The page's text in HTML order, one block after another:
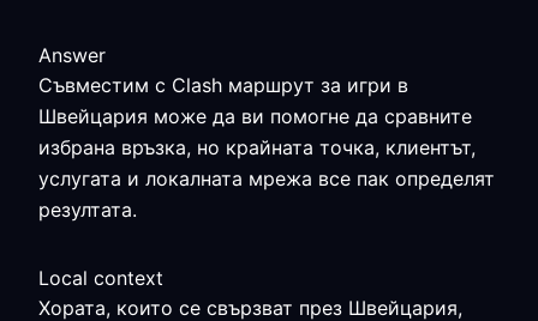
Answer
Съвместим с Clash маршрут за игри в
Швейцария може да ви помогне да сравните
избрана връзка, но крайната точка, клиентът,
услугата и локалната мрежа все пак определят
резултата.
Local context
Хората, които се свързват през Швейцария,